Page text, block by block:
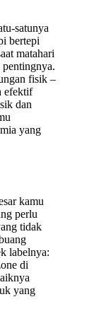
satunya
bertepi
matahari
pentingnya.
fisik –
efektif
dan
yang
kamu
perlu
tidak
labelnya:
di
yang